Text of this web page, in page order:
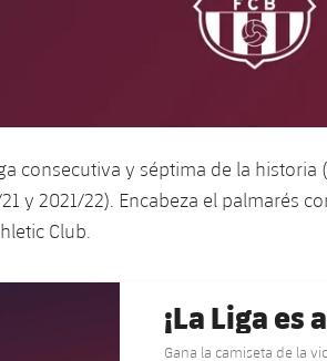
consecutiva y séptima de la historia
y 2021/22). Encabeza el palmarés
Club.
¡La Liga es
Gana la camiseta de la